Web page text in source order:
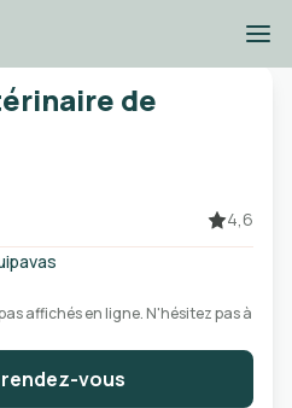
Urgences
de
4,6
affichés en ligne. N'hésitez pas à
vous